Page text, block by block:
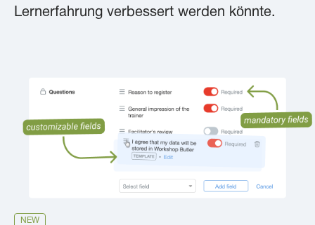
Lernerfahrung verbessert werden könnte.
NEW